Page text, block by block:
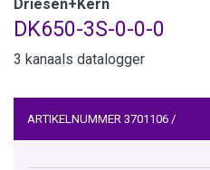
Driesen+Kern
DK650-3S-0-0-0
3 kanaals datalogger
ARTIKELNUMMER 3701106 /